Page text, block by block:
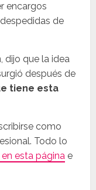
encargos
de
dijo que la idea
después de
tiene esta
como
Todo lo
esta página e